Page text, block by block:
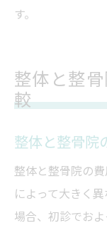
す。
整体と整
較
整体と整骨院
整体と整骨院の
によって大きく
場合、初診でお